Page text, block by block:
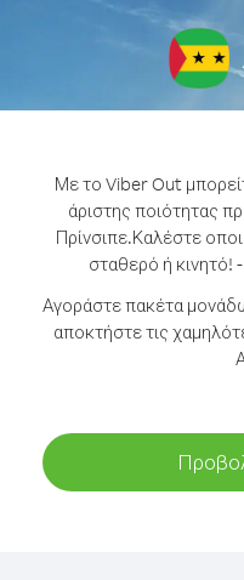
Με το Viber Out
άριστης ποιότητας
Πρίνσιπε.Καλέστε
σταθερό ή κινητό!
Αγοράστε πακέτα
αποκτήστε τις